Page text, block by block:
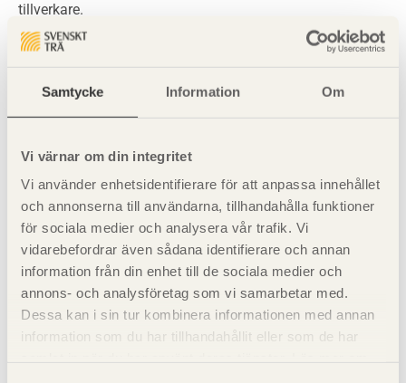
Samtycke Information Om
Vi värnar om din integritet
Vi använder enhetsidentifierare för att anpassa innehållet
och annonserna till användarna, tillhandahålla funktioner
för sociala medier och analysera vår trafik. Vi
vidarebefordrar även sådana identifierare och annan
information från din enhet till de sociala medier och
annons- och analysföretag som vi samarbetar med.
Dessa kan i sin tur kombinera informationen med annan
information som du har tillhandahållit eller som de har
tillverkare.
Uppfyller Euroclass B-s1, d0 (tidigare svensk ytskiktsklass
och cementhalten minst 75 viktsprocent. Får användas i
fasader i byggnader med fler än två våningar utan
särskilda åtgärder.
Formbarhet och materialmöten
Skivorna är styva och ska inte böjas. Anpassning av
skivorna kan göras på plats med vanliga verktyg för